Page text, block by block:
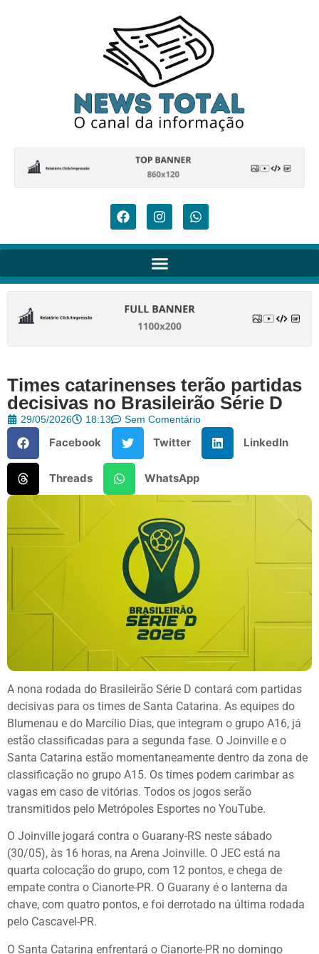
Times catarinenses terão partidas
decisivas no Brasileirão Série D
29/05/2026 18:13 Sem Comentário
Facebook Twitter LinkedIn
Threads WhatsApp
A nona rodada do Brasileirão Série D contará com partidas
decisivas para os times de Santa Catarina. As equipes do
Blumenau e do Marcílio Dias, que integram o grupo A16, já
estão classificadas para a segunda fase. O Joinville e o
Santa Catarina estão momentaneamente dentro da zona de
classificação no grupo A15. Os times podem carimbar as
vagas em caso de vitórias. Todos os jogos serão
transmitidos pelo Metrópoles Esportes no YouTube.
O Joinville jogará contra o Guarany-RS neste sábado
(30/05), às 16 horas, na Arena Joinville. O JEC está na
quarta colocação do grupo, com 12 pontos, e chega de
empate contra o Cianorte-PR. O Guarany é o lanterna da
chave, com quatro pontos, e foi derrotado na última rodada
pelo Cascavel-PR.
O Santa Catarina enfrentará o Cianorte-PR no domingo